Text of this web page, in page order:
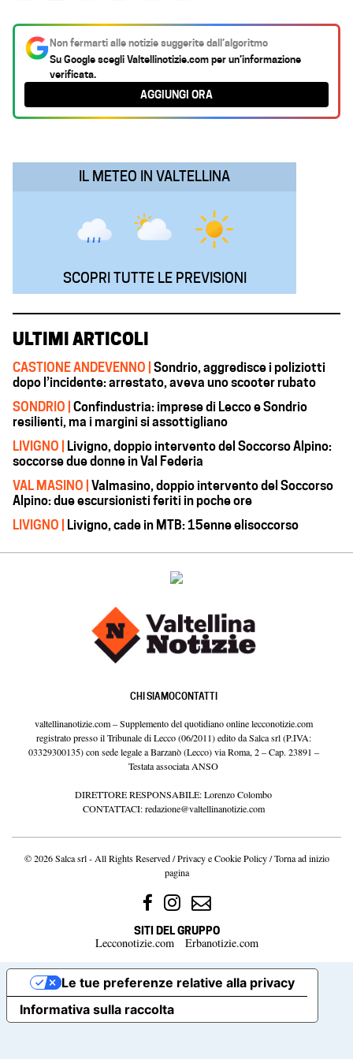
c
e
b
o
t
s
A
k
e
d
e
g
r
a
i
l
Non fermarti alle notizie suggerite dall’algoritmo
Su Google scegliValtellinotizie.comper un’informazione
verificata.
AGGIUNGI ORA
IL METEO IN VALTELLINA
SCOPRI TUTTE LE PREVISIONI
ULTIMI ARTICOLI
CASTIONE ANDEVENNO | Sondrio, aggredisce i poliziotti
dopo l’incidente: arrestato, aveva uno scooter rubato
SONDRIO | Confindustria: imprese di Lecco e Sondrio
resilienti, ma i margini si assottigliano
LIVIGNO | Livigno, doppio intervento del Soccorso Alpino:
soccorse due donne in Val Federia
VAL MASINO | Valmasino, doppio intervento del Soccorso
Alpino: due escursionisti feriti in poche ore
LIVIGNO | Livigno, cade in MTB: 15enne elisoccorso
CHI SIAMOCONTATTI
valtellinanotizie.com – Supplemento del quotidiano online lecconotizie.com
registrato presso il Tribunale di Lecco (06/2011) edito da Salca srl (P.IVA:
03329300135) con sede legale a Barzanò (Lecco) via Roma, 2 – Cap. 23891 –
Testata associata ANSO
DIRETTORE RESPONSABILE: Lorenzo Colombo
CONTATTACI:redazione@valtellinanotizie.com
© 2026 Salca srl - All Rights Reserved /Privacy e Cookie Policy/Torna ad inizio
pagina
SITI DEL GRUPPO
Lecconotizie.com Erbanotizie.com
Informativa sulla raccolta
Le tue preferenze relative alla privacy